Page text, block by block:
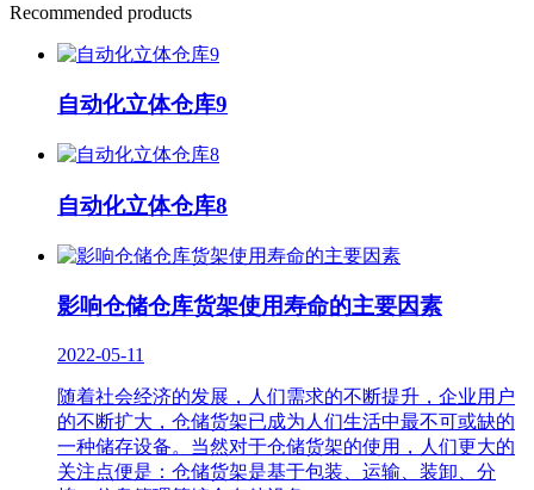
Recommended products
自动化立体仓库9
自动化立体仓库8
影响仓储仓库货架使用寿命的主要因素
2022-05-11
随着社会经济的发展，人们需求的不断提升，企业用户
的不断扩大，仓储货架已成为人们生活中最不可或缺的
一种储存设备。当然对于仓储货架的使用，人们更大的
关注点便是：仓储货架是基于包装、运输、装卸、分